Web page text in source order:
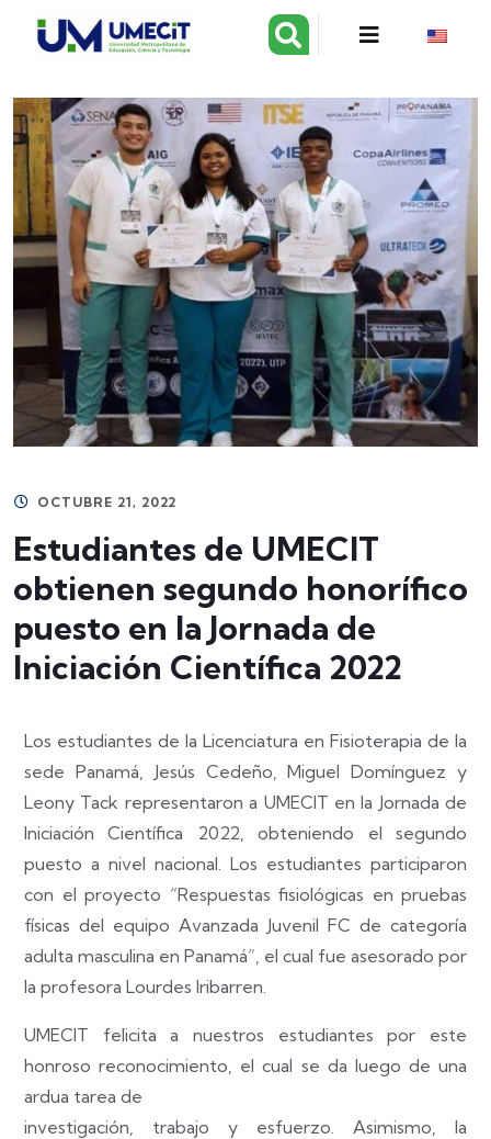
OCTUBRE 21, 2022
Estudiantes de UMECIT
obtienen segundo honorífico
puesto en la Jornada de
Iniciación Científica 2022
Los estudiantes de la Licenciatura en Fisioterapia de la
sede Panamá, Jesús Cedeño, Miguel Domínguez y
Leony Tack representaron a UMECIT en la Jornada de
Iniciación Científica 2022, obteniendo el segundo
puesto a nivel nacional. Los estudiantes participaron
con el proyecto “Respuestas fisiológicas en pruebas
físicas del equipo Avanzada Juvenil FC de categoría
adulta masculina en Panamá”, el cual fue asesorado por
la profesora Lourdes Iribarren.
UMECIT felicita a nuestros estudiantes por este
honroso reconocimiento, el cual se da luego de una
ardua tarea de
investigación, trabajo y esfuerzo. Asimismo, la